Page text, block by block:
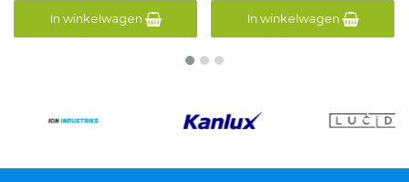
In winkelwagen In winkelwagen